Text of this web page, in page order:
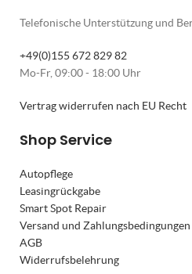
Telefonische Unterstützung und
+49(0)155 672 829 82
Mo-Fr, 09:00 - 18:00 Uhr
Vertrag widerrufen nach EU Recht
Shop Service
Autopflege
Leasingrückgabe
Smart Spot Repair
Versand und Zahlungsbedingungen
AGB
Widerrufsbelehrung